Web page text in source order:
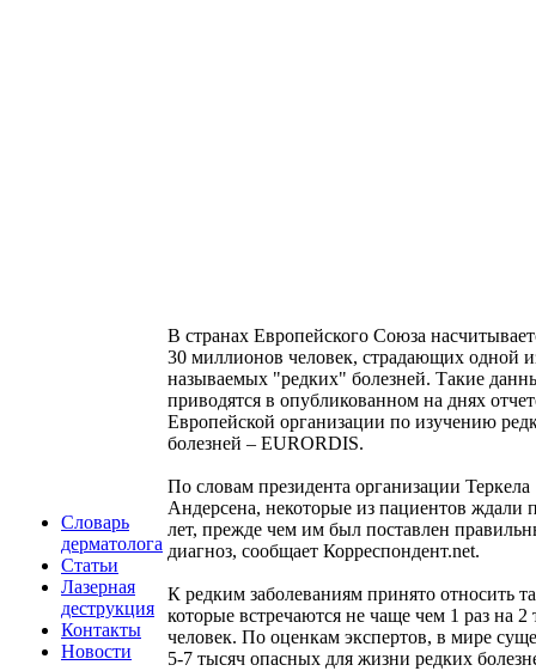
Словарь
дерматолога
Статьи
Лазерная
деструкция
Контакты
Новости
В странах Европейского Союза
30 миллионов человек, страдающих одной
называемых "редких" болезней. Такие
приводятся в опубликованном на днях
Европейской организации по изучению
болезней – EURORDIS.
По словам президента организации Теркела
Андерсена, некоторые из пациентов ждали
лет, прежде чем им был поставлен
диагноз, сообщает Корреспондент.net.
К редким заболеваниям принято относить
которые встречаются не чаще чем 1 раз на 2
человек. По оценкам экспертов, в мире
5-7 тысяч опасных для жизни редких